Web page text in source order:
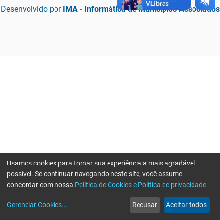
Desenvolvido por IMA - Informática de Municípios Associados
web
Notícias
more_horiz
Mais
Usamos cookies para tornar sua experiência a mais agradável
possível. Se continuar navegando neste site, você assume
concordar com nossa Política de Cookies e Política de privacidade
Gerenciar Cookies... Recusar Aceitar todos
Erro ao enviar informações, por favor tente novamente